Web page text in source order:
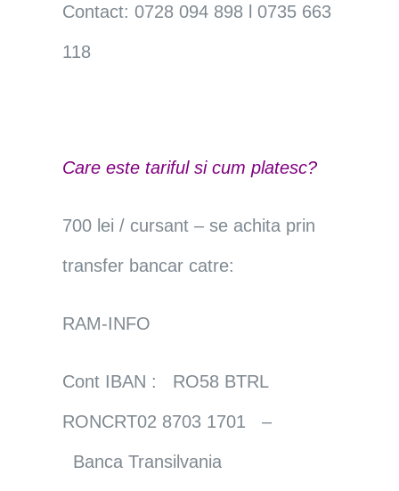
Contact: 0728 094 898 l 0735 663
118
Care este tariful si cum platesc?
700 lei / cursant – se achita prin
transfer bancar catre:
RAM-INFO
Cont IBAN : RO58 BTRL
RONCRT02 8703 1701 –
Banca Transilvania